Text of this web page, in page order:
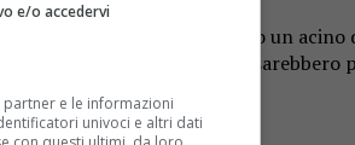
dopo aver mangiato un acino
subito. Le condizioni però sarebbero
e/o accedervi
e le informazioni
univoci e altri dati